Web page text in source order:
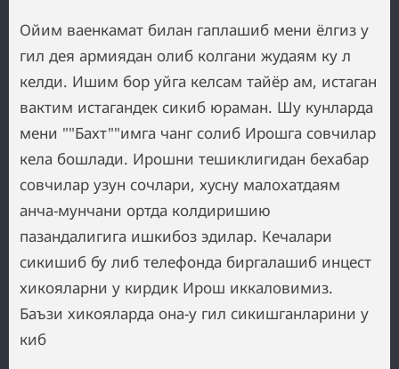
Ойим ваенкамат билан гаплашиб мени ёлгиз у
гил дея армиядан олиб колгани жудаям ку л
келди. Ишим бор уйга келсам тайёр ам, истаган
вактим истагандек сикиб юраман. Шу кунларда
мени ""Бахт""имга чанг солиб Ирошга совчилар
кела бошлади. Ирошни тешиклигидан бехабар
совчилар узун сочлари, хусну малохатдаям
анча-мунчани ортда колдиришию
пазандалигига ишкибоз эдилар. Кечалари
сикишиб бу либ телефонда биргалашиб инцест
хикояларни у кирдик Ирош иккаловимиз.
Баъзи хикояларда она-у гил сикишганларини у
киб